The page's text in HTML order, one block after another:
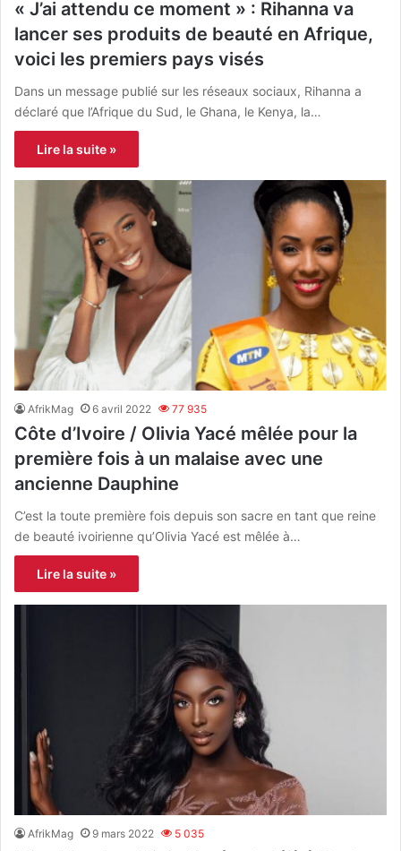
« J’ai attendu ce moment » : Rihanna va
lancer ses produits de beauté en Afrique,
voici les premiers pays visés
Dans un message publié sur les réseaux sociaux, Rihanna a
déclaré que l’Afrique du Sud, le Ghana, le Kenya, la…
Lire la suite »
AfrikMag 6 avril 2022 77 935
Côte d’Ivoire / Olivia Yacé mêlée pour la
première fois à un malaise avec une
ancienne Dauphine
C’est la toute première fois depuis son sacre en tant que reine
de beauté ivoirienne qu’Olivia Yacé est mêlée à…
Lire la suite »
AfrikMag 9 mars 2022 5 035